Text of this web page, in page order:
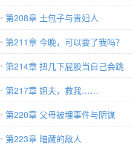
第208章 土包子与贵妇人
第211章 今晚，可以要了我吗？
第214章 扭几下屁股当自己会跳
舞？
第217章 姐夫，救我……
第220章 父母被埋事件与阴谋
第223章 暗藏的敌人